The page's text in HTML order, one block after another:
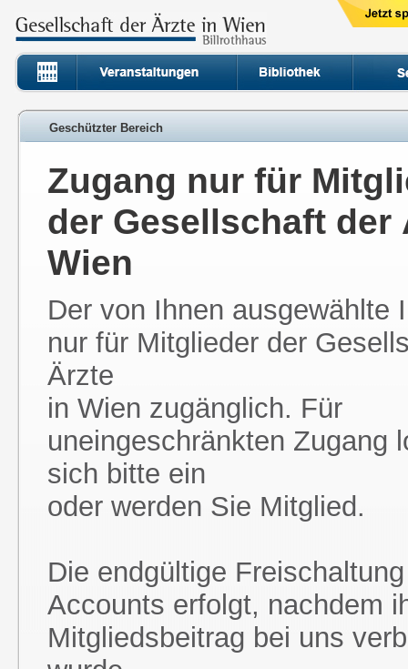
Geschützter Bereich
Zugang nur für
der Gesellschaft der
Wien
Der von Ihnen ausgewählte
nur für Mitglieder der
Ärzte
in Wien zugänglich. Für
uneingeschränkten Zugang
sich bitte ein
oder werden Sie Mitglied.
Die endgültige
Accounts erfolgt, nachdem
Mitgliedsbeitrag bei uns